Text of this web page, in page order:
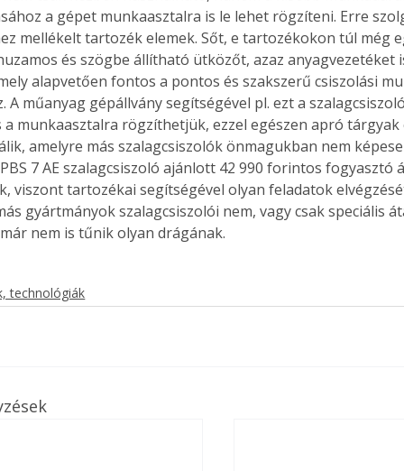
az
Old
új,
egyedi
is
Együtt jobban megéri!
Bővebb információ itt!
Együtt jobban megéri! A
könyvek tetszőleges
párosítással kedvezményes
a gépet munkaasztalra is le lehet rögzíteni. Erre
mellékelt tartozék elemek. Sőt, e tartozékokon túl még
és szögbe állítható ütközőt, azaz anyagvezetéket
alapvetően fontos a pontos és szakszerű csiszolási
A műanyag gépállvány segítségével pl. ezt a
a munkaasztalra rögzíthetjük, ezzel egészen apró
amelyre más szalagcsiszolók önmagukban nem
7 AE szalagcsiszoló ajánlott 42 990 forintos fogyasztó
viszont tartozékai segítségével olyan feladatok
gyártmányok szalagcsiszolói nem, vagy csak speciális
nem is tűnik olyan drágának.
technológiák